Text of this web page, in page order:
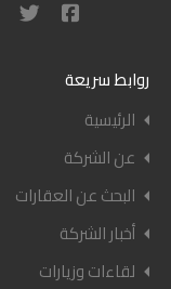
روابط سريعة
الرئيسية
عن الشركة
البحث عن العقارات
أخبار الشركة
لقاءات وزيارات